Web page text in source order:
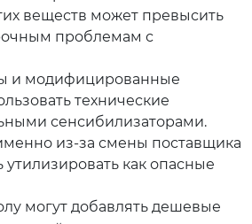
веществ может превысить
проблемам с
и модифицированные
технические
сенсибилизаторами.
из-за смены поставщика
как опасные
могут добавлять дешевые